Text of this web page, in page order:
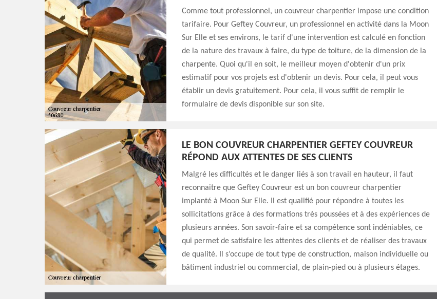
Comme tout professionnel, un couvreur charpentier impose une condition
tarifaire. Pour Geftey Couvreur, un professionnel en activité dans la Moon
Sur Elle et ses environs, le tarif d'une intervention est calculé en fonction
de la nature des travaux à faire, du type de toiture, de la dimension de la
charpente. Quoi qu'il en soit, le meilleur moyen d'obtenir d'un prix
estimatif pour vos projets est d'obtenir un devis. Pour cela, il peut vous
établir un devis gratuitement. Pour cela, il vous suffit de remplir le
formulaire de devis disponible sur son site.
LE BON COUVREUR CHARPENTIER GEFTEY COUVREUR
RÉPOND AUX ATTENTES DE SES CLIENTS
Malgré les difficultés et le danger liés à son travail en hauteur, il faut
reconnaitre que Geftey Couvreur est un bon couvreur charpentier
implanté à Moon Sur Elle. Il est qualifié pour répondre à toutes les
sollicitations grâce à des formations très poussées et à des expériences de
plusieurs années. Son savoir-faire et sa compétence sont indéniables, ce
qui permet de satisfaire les attentes des clients et de réaliser des travaux
de qualité. Il s’occupe de tout type de construction, maison individuelle ou
bâtiment industriel ou commercial, de plain-pied ou à plusieurs étages.